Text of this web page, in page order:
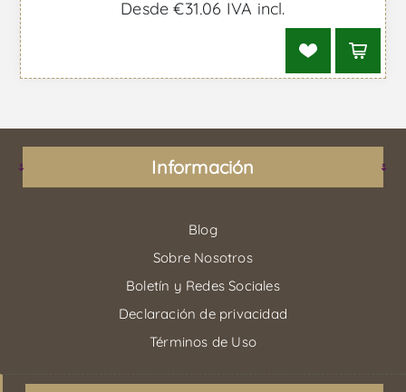
Desde €31,06 IVA incl.
Información
Blog
Sobre Nosotros
Boletín y Redes Sociales
Declaración de privacidad
Términos de Uso